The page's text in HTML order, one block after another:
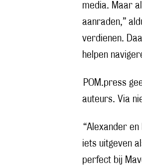
media. Maar
aanraden,”
verdienen.
helpen
POM.press
auteurs. Via
“Alexander
iets uitgeven
perfect bij